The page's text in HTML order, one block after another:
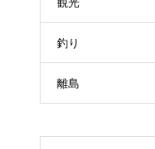
釣り
離島